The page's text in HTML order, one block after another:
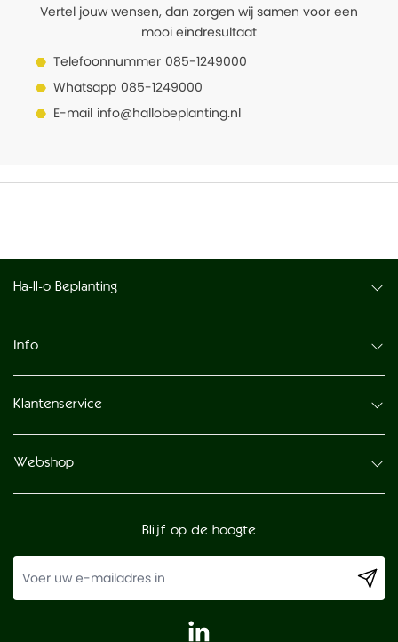
Vertel jouw wensen, dan zorgen wij samen voor een
mooi eindresultaat
Telefoonnummer 085-1249000
Whatsapp 085-1249000
E-mail info@hallobeplanting.nl
Ha-ll-o Beplanting
Info
Klantenservice
Webshop
Blijf op de hoogte